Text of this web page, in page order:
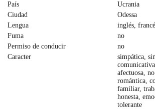
País
Ucrania
Ciudad
Odessa
Lengua
inglés,
Fuma
no
Permiso de conducir
no
Caracter
simpática,
afectuosa,
romántica,
familiar,
honesta,
tolerante